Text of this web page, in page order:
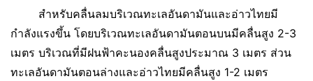
สำหรับคลื่นลมบริเวณทะเลอันดามันและอ่าวไทยมี
กำลังแรงขึ้น โดยบริเวณทะเลอันดามันตอนบนมีคลื่นสูง 2-3
เมตร บริเวณที่มีฝนฟ้าคะนองคลื่นสูงประมาณ 3 เมตร ส่วน
ทะเลอันดามันตอนล่างและอ่าวไทยมีคลื่นสูง 1-2 เมตร